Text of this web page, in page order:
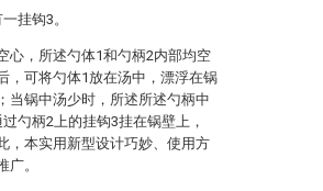
挂钩3。
心，所述勺体1和勺柄2内部均空
，可将勺体1放在汤中，漂浮在锅
当锅中汤少时，所述所述勺柄中
勺柄2上的挂钩3挂在锅壁上，
，本实用新型设计巧妙、使用方
广。